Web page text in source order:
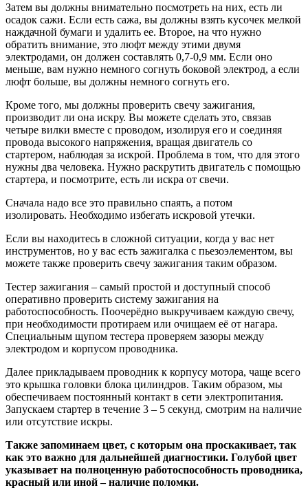
Затем вы должны внимательно посмотреть на них, есть ли
осадок сажи. Если есть сажа, вы должны взять кусочек мелкой
наждачной бумаги и удалить ее. Второе, на что нужно
обратить внимание, это люфт между этими двумя
электродами, он должен составлять 0,7-0,9 мм. Если оно
меньше, вам нужно немного согнуть боковой электрод, а если
люфт больше, вы должны немного согнуть его.
Кроме того, мы должны проверить свечу зажигания,
производит ли она искру. Вы можете сделать это, связав
четыре вилки вместе с проводом, изолируя его и соединяя
провода высокого напряжения, вращая двигатель со
стартером, наблюдая за искрой. Проблема в том, что для этого
нужны два человека. Нужно раскрутить двигатель с помощью
стартера, и посмотрите, есть ли искра от свечи.
Сначала надо все это правильно спаять, а потом
изолировать. Необходимо избегать искровой утечки.
Если вы находитесь в сложной ситуации, когда у вас нет
инструментов, но у вас есть зажигалка с пьезоэлементом, вы
можете также проверить свечу зажигания таким образом.
Тестер зажигания – самый простой и доступный способ
оперативно проверить систему зажигания на
работоспособность. Поочерёдно выкручиваем каждую свечу,
при необходимости протираем или очищаем её от нагара.
Специальным щупом тестера проверяем зазоры между
электродом и корпусом проводника.
Далее прикладываем проводник к корпусу мотора, чаще всего
это крышка головки блока цилиндров. Таким образом, мы
обеспечиваем постоянный контакт в сети электропитания.
Запускаем стартер в течение 3 – 5 секунд, смотрим на наличие
или отсутствие искры.
Также запоминаем цвет, с которым она проскакивает, так
как это важно для дальнейшей диагностики. Голубой цвет
указывает на полноценную работоспособность проводника,
красный или иной – наличие поломки.